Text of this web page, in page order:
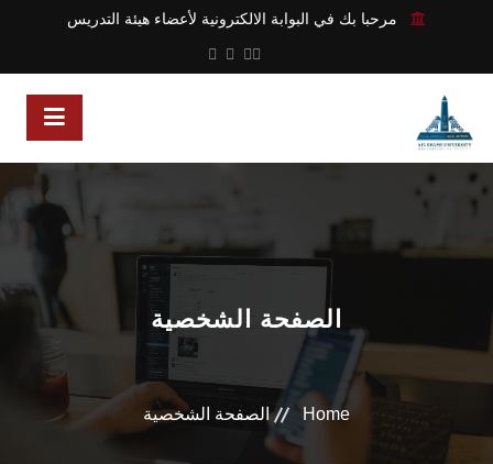
مرحبا بك في البوابة الالكترونية لأعضاء هيئة التدريس
الصفحة الشخصية
Home الصفحة الشخصية